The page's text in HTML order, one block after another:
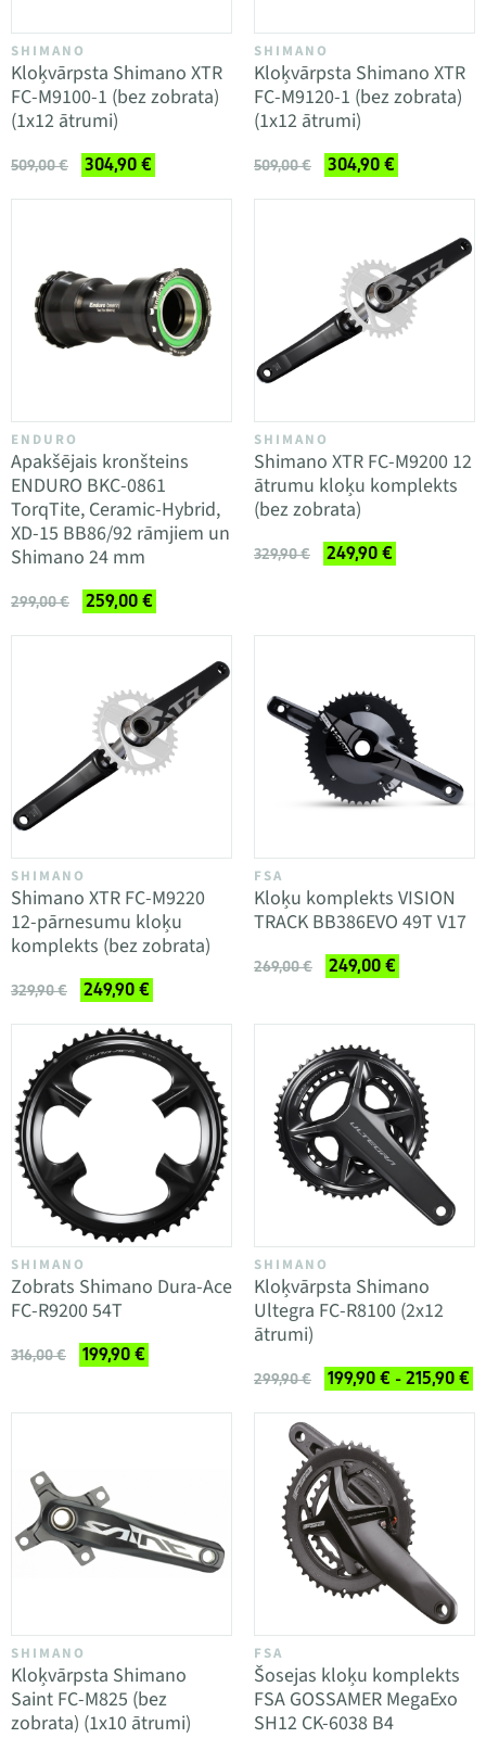
SHIMANO
Kloķvārpsta Shimano XTR
FC-M9100-1 (bez zobrata)
(1x12 ātrumi)
509,00 € 304,90 €
SHIMANO
Kloķvārpsta Shimano XTR
FC-M9120-1 (bez zobrata)
(1x12 ātrumi)
509,00 € 304,90 €
ENDURO
Apakšējais kronšteins
ENDURO BKC-0861
TorqTite, Ceramic-Hybrid,
XD-15 BB86/92 rāmjiem un
Shimano 24 mm
299,00 € 259,00 €
SHIMANO
Shimano XTR FC-M9200 12
ātrumu kloķu komplekts
(bez zobrata)
329,90 € 249,90 €
SHIMANO
Shimano XTR FC-M9220
12-pārnesumu kloķu
komplekts (bez zobrata)
329,90 € 249,90 €
FSA
Kloķu komplekts VISION
TRACK BB386EVO 49T V17
269,00 € 249,00 €
SHIMANO
Zobrats Shimano Dura-Ace
FC-R9200 54T
316,00 € 199,90 €
SHIMANO
Kloķvārpsta Shimano
Ultegra FC-R8100 (2x12
ātrumi)
299,90 € 199,90 € - 215,90 €
SHIMANO
Kloķvārpsta Shimano
Saint FC-M825 (bez
zobrata) (1x10 ātrumi)
FSA
Šosejas kloķu komplekts
FSA GOSSAMER MegaExo
SH12 CK-6038 B4